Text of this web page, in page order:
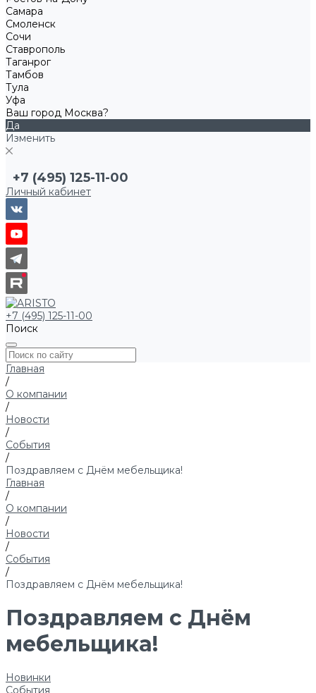
Самара
Смоленск
Сочи
Ставрополь
Таганрог
Тамбов
Тула
Уфа
Ваш город Москва?
Да
Изменить
+7 (495) 125-11-00
Личный кабинет
+7 (495) 125-11-00
Поиск
Главная
/
О компании
/
Новости
/
События
/
Поздравляем с Днём мебельщика!
Главная
/
О компании
/
Новости
/
События
/
Поздравляем с Днём мебельщика!
Поздравляем с Днём
мебельщика!
Новинки
События